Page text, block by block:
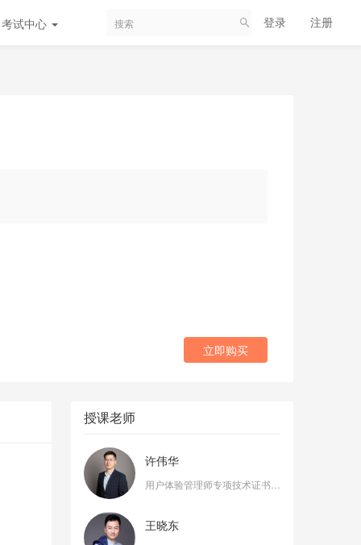
考试中心 登录 注册
立即购买
授课老师
许伟华
王晓东